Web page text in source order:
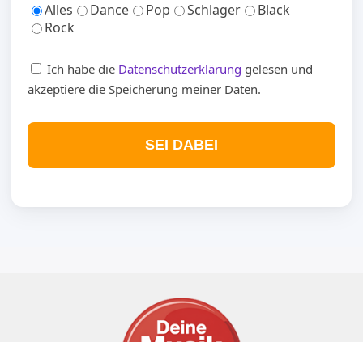
Alles
Dance Pop Schlager
Black
Rock
Ich habe die Datenschutzerklärung gelesen und
akzeptiere die Speicherung meiner Daten.
SEI DABEI